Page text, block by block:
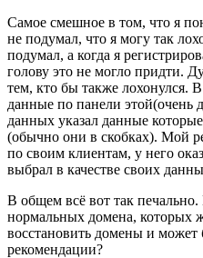
Самое смешное в том, что я
не подумал, что я могу так
подумал, а когда я
голову это не могло придти.
тем, кто бы также лохонулся.
данные по панели этой(очень
данных указал данные
(обычно они в скобках). Мой
по своим клиентам, у него
выбрал в качестве своих
В общем всё вот так
нормальных домена, которых
восстановить домены и может
рекомендации?